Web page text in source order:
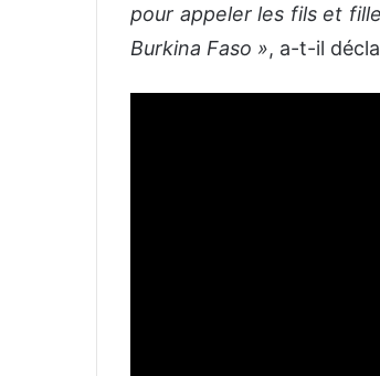
pour appeler les fils et
Burkina Faso », a-t-il